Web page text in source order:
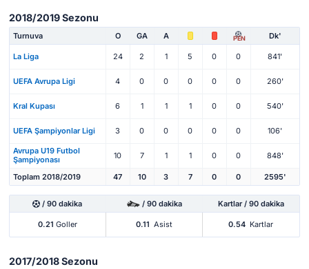
2018/2019 Sezonu
Turnuva O GA A PEN Dk'
La Liga 24 2 1 5 0 0 841'
UEFA Avrupa Ligi 4 0 0 0 0 0 260'
Kral Kupası 6 1 1 1 0 0 540'
UEFA Şampiyonlar Ligi 3 0 0 0 0 0 106'
Avrupa U19 Futbol
Şampiyonası
10 7 1 1 0 0 848'
Toplam 2018/2019 47 10 3 7 0 0 2595'
/ 90 dakika / 90 dakika Kartlar / 90 dakika
0.21 Goller 0.11 Asist 0.54 Kartlar
2017/2018 Sezonu